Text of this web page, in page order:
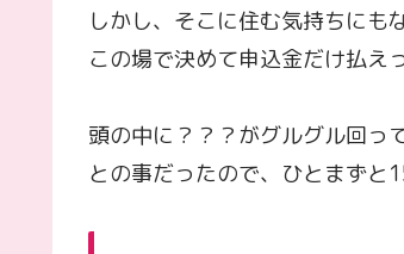
しかし、そこに住む気持ちにも
この場で決めて申込金だけ払え
頭の中に？？？がグルグル回っ
との事だったので、ひとまずと